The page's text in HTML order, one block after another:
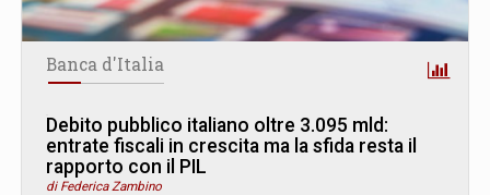
Banca d'Italia
Debito pubblico italiano oltre 3.095 mld:
entrate fiscali in crescita ma la sfida resta il
rapporto con il PIL
di Federica Zambino